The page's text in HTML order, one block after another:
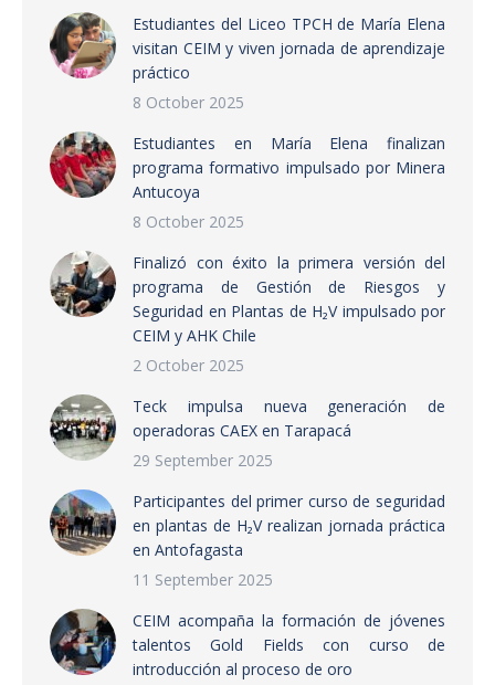
Estudiantes del Liceo TPCH de María Elena
visitan CEIM y viven jornada de aprendizaje
práctico
8 October 2025
Estudiantes en María Elena finalizan
programa formativo impulsado por Minera
Antucoya
8 October 2025
Finalizó con éxito la primera versión del
programa de Gestión de Riesgos y
Seguridad en Plantas de H₂V impulsado por
CEIM y AHK Chile
2 October 2025
Teck impulsa nueva generación de
operadoras CAEX en Tarapacá
29 September 2025
Participantes del primer curso de seguridad
en plantas de H₂V realizan jornada práctica
en Antofagasta
11 September 2025
CEIM acompaña la formación de jóvenes
talentos Gold Fields con curso de
introducción al proceso de oro